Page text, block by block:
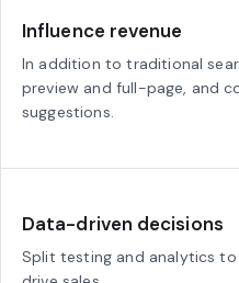
Influence revenue
In addition to traditional
preview and full-page, and
suggestions.
Data-driven decisions
Split testing and analytics